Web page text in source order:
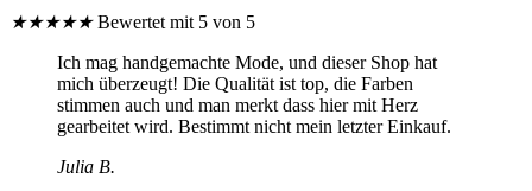
★★★★★ Bewertet mit 5 von 5
Ich mag handgemachte Mode, und dieser Shop hat
mich überzeugt! Die Qualität ist top, die Farben
stimmen auch und man merkt dass hier mit Herz
gearbeitet wird. Bestimmt nicht mein letzter Einkauf.
Julia B.